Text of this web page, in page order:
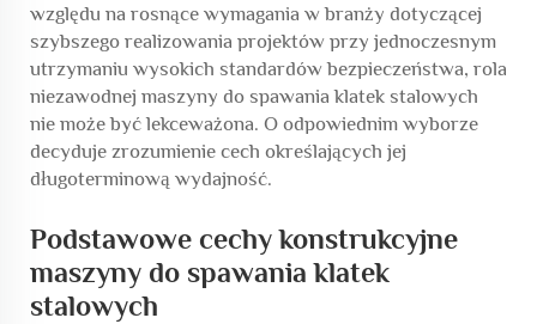
względu na rosnące wymagania w branży dotyczącej
szybszego realizowania projektów przy jednoczesnym
utrzymaniu wysokich standardów bezpieczeństwa, rola
niezawodnej maszyny do spawania klatek stalowych
nie może być lekceważona. O odpowiednim wyborze
decyduje zrozumienie cech określających jej
długoterminową wydajność.
Podstawowe cechy konstrukcyjne
maszyny do spawania klatek
stalowych